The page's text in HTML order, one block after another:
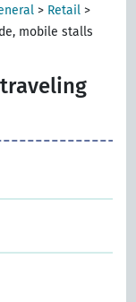
> Retail >
mobile stalls